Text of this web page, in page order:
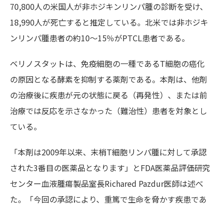
70,800人の米国人が非ホジキンリンパ腫の診断を受け、
18,990人が死亡すると推定している。北米では非ホジキ
ンリンパ腫患者の約10～15％がPTCL患者である。
ベリノスタットは、免疫細胞の一種であるT細胞の癌化
の原因となる酵素を抑制する薬剤である。本剤は、他剤
の治療後に疾患が元の状態に戻る（再発性）、または前
治療では反応を示さなかった（難治性）患者を対象とし
ている。
「本剤は2009年以来、末梢T細胞リンパ腫に対して承認
された3番目の医薬品となります」とFDA医薬品評価研究
センター血液腫瘍製品室長Richared Pazdur医師は述べ
た。「今回の承認により、重篤で生命を脅かす疾患であ